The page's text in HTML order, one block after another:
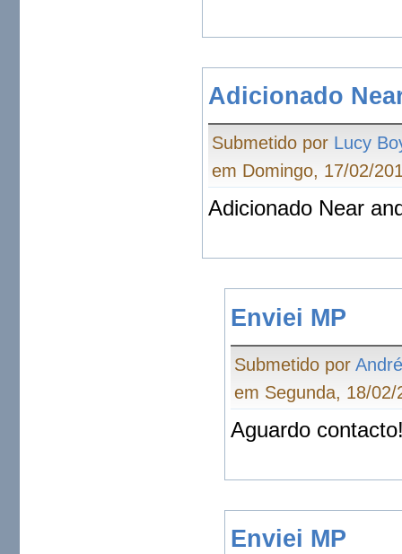
Adicionado
Submetido por Lucy
em Domingo, 17/02/
Adicionado Near
Enviei MP
Submetido por
em Segunda, 18/
Aguardo
Enviei MP